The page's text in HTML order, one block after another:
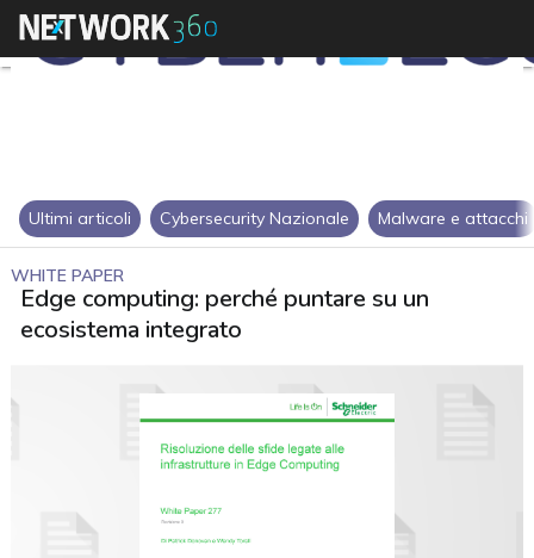
Ultimi articoli Cybersecurity Nazionale Malware e attacchi
WHITE PAPER
Edge computing: perché puntare su un
ecosistema integrato